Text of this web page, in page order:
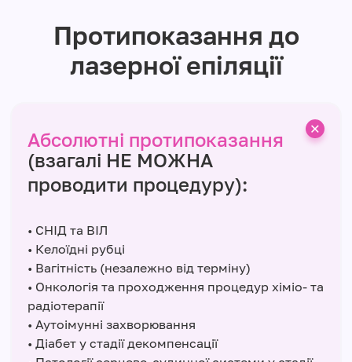
Протипоказання до
лазерної епіляції
Абсолютні протипоказання
(взагалі НЕ МОЖНА
проводити процедуру):
• СНІД та ВІЛ
• Келоїдні рубці
• Вагітність (незалежно від терміну)
• Онкологія та проходження процедур хіміо- та
радіотерапії
• Аутоімунні захворювання
• Діабет у стадії декомпенсації